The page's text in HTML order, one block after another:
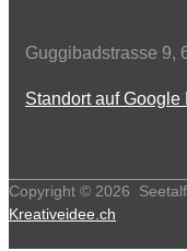
Guggibadstrasse 9,
Standort auf Google
Copyright © 2026
Kreativeidee.ch